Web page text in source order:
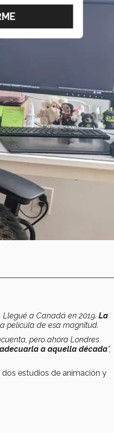
. Llegué a Canadá en 2019. La
película de esa magnitud.
pero ahora Londres
a aquella década”,
estudios de animación y